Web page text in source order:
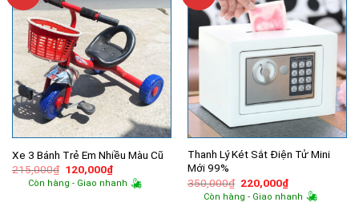
Xe 3 Bánh Trẻ Em Nhiều Màu Cũ
215,000₫ Giá
gốc
là:
120,000₫Giá
hiện
tại
Còn hàng - Giao nhanh
Thanh Lý Két Sắt Điện Tử Mini
Mới 99%
350,000₫ Giá
gốc
là:
220,000₫Giá
hiện
tại
Còn hàng - Giao nhanh